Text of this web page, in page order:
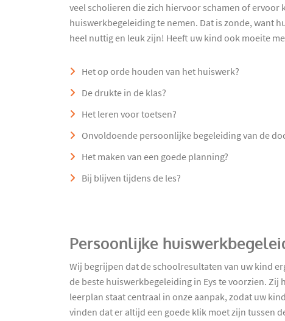
veel scholieren die zich hiervoor schamen of ervoor
huiswerkbegeleiding te nemen. Dat is zonde, want
heel nuttig en leuk zijn! Heeft uw kind ook moeite
Het op orde houden van het huiswerk?
De drukte in de klas?
Het leren voor toetsen?
Onvoldoende persoonlijke begeleiding van de
Het maken van een goede planning?
Bij blijven tijdens de les?
Persoonlijke
Wij begrijpen dat de schoolresultaten van uw kind
de beste huiswerkbegeleiding in Eys te voorzien.
leerplan staat centraal in onze aanpak, zodat uw
vinden dat er altijd een goede klik moet zijn tussen